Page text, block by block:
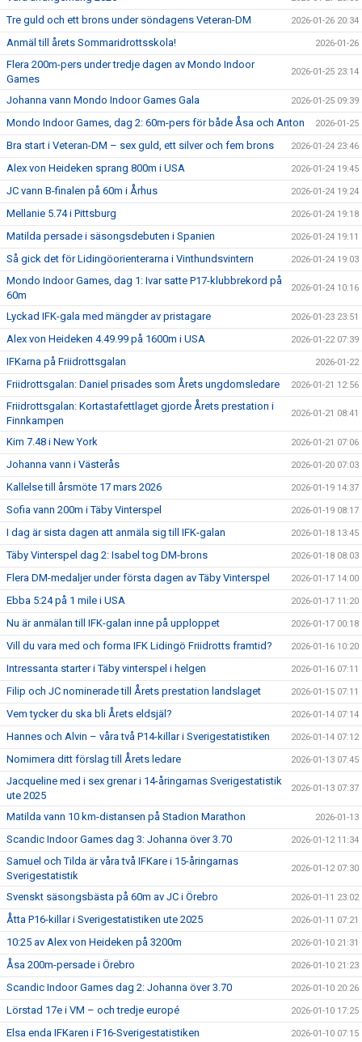
Tre guld och ett brons under söndagens Veteran-DM 2026-01-26 20:34
Anmäl till årets Sommaridrottsskola! 2026-01-26
Flera 200m-pers under tredje dagen av Mondo Indoor
Games
2026-01-25 23:14
Johanna vann Mondo Indoor Games Gala 2026-01-25 09:39
Mondo Indoor Games, dag 2: 60m-pers för både Åsa och Anton 2026-01-25
Bra start i Veteran-DM – sex guld, ett silver och fem brons 2026-01-24 23:46
Alex von Heideken sprang 800m i USA 2026-01-24 19:45
JC vann B-finalen på 60m i Århus 2026-01-24 19:24
Mellanie 5.74 i Pittsburg 2026-01-24 19:18
Matilda persade i säsongsdebuten i Spanien 2026-01-24 19:11
Så gick det för Lidingöorienterarna i Vinthundsvintern 2026-01-24 19:03
Mondo Indoor Games, dag 1: Ivar satte P17-klubbrekord på
60m
2026-01-24 10:16
Lyckad IFK-gala med mängder av pristagare 2026-01-23 23:51
Alex von Heideken 4.49.99 på 1600m i USA 2026-01-22 07:39
IFKarna på Friidrottsgalan 2026-01-22
Friidrottsgalan: Daniel prisades som Årets ungdomsledare 2026-01-21 12:56
Friidrottsgalan: Kortastafettlaget gjorde Årets prestation i
Finnkampen
2026-01-21 08:41
Kim 7.48 i New York 2026-01-21 07:06
Johanna vann i Västerås 2026-01-20 07:03
Kallelse till årsmöte 17 mars 2026 2026-01-19 14:37
Sofia vann 200m i Täby Vinterspel 2026-01-19 08:17
I dag är sista dagen att anmäla sig till IFK-galan 2026-01-18 13:45
Täby Vinterspel dag 2: Isabel tog DM-brons 2026-01-18 08:03
Flera DM-medaljer under första dagen av Täby Vinterspel 2026-01-17 14:00
Ebba 5:24 på 1 mile i USA 2026-01-17 11:20
Nu är anmälan till IFK-galan inne på upploppet 2026-01-17 00:18
Vill du vara med och forma IFK Lidingö Friidrotts framtid? 2026-01-16 10:20
Intressanta starter i Täby vinterspel i helgen 2026-01-16 07:11
Filip och JC nominerade till Årets prestation landslaget 2026-01-15 07:11
Vem tycker du ska bli Årets eldsjäl? 2026-01-14 07:14
Hannes och Alvin – våra två P14-killar i Sverigestatistiken 2026-01-14 07:12
Nomimera ditt förslag till Årets ledare 2026-01-13 07:45
Jacqueline med i sex grenar i 14-åringarnas Sverigestatistik
ute 2025
2026-01-13 07:37
Matilda vann 10 km-distansen på Stadion Marathon 2026-01-13
Scandic Indoor Games dag 3: Johanna över 3.70 2026-01-12 11:34
Samuel och Tilda är våra två IFKare i 15-åringarnas
Sverigestatistik
2026-01-12 07:30
Svenskt säsongsbästa på 60m av JC i Örebro 2026-01-11 23:02
Åtta P16-killar i Sverigestatistiken ute 2025 2026-01-11 07:21
10:25 av Alex von Heideken på 3200m 2026-01-10 21:31
Åsa 200m-persade i Örebro 2026-01-10 21:23
Scandic Indoor Games dag 2: Johanna över 3.70 2026-01-10 20:26
Lörstad 17e i VM – och tredje europé 2026-01-10 17:25
Elsa enda IFKaren i F16-Sverigestatistiken 2026-01-10 07:15